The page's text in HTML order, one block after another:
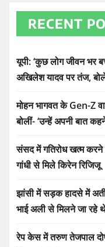
RECENT
यूपी: ‘कुछ लोग जीवन भर
अखिलेश यादव पर तंज,
मोहन भागवत के Gen-Z
बोलीं- ‘उन्हें अपनी बात
संसद में गतिरोध खत्म करने
गांधी से मिले किरेन रिजिजू
झांसी में सड़क हादसे में
भाई अली से मिलने जा रहे
रेप केस में तरुण तेजपाल